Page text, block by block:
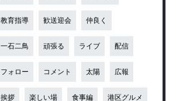
教育指導 歓送迎会 仲良く
一石二鳥 頑張る ライブ 配信
フォロー コメント 太陽 広報
挨拶 楽しい場 食事編 港区グルメ